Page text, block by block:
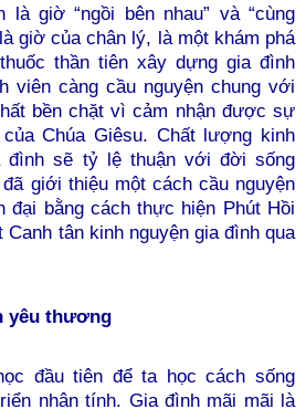
là giờ “ngồi bên nhau” và “cùng
giờ của chân lý, là một khám phá
thần tiên xây dựng gia đình
viên càng cầu nguyện chung với
bền chặt vì cảm nhận được sự
Chúa Giêsu. Chất lượng kinh
đình sẽ tỷ lệ thuận với đời sống
giới thiệu một cách cầu nguyện
đại bằng cách thực hiện Phút Hồi
Canh tân kinh nguyện gia đình qua
yêu thương
đầu tiên để ta học cách sống
nhân tính. Gia đình mãi mãi là